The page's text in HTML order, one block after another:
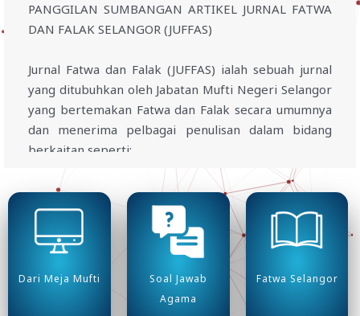
PANGGILAN SUMBANGAN ARTIKEL JURNAL FATWA
DAN FALAK SELANGOR (JUFFAS)
Jurnal Fatwa dan Falak (JUFFAS) ialah sebuah jurnal
yang ditubuhkan oleh Jabatan Mufti Negeri Selangor
yang bertemakan Fatwa dan Falak secara umumnya
dan menerima pelbagai penulisan dalam bidang
berkaitan seperti:
#119 Taudhih Al-Hukmi : Adakah Berjemaah
Merupakan Syarat Sah Solat Jenazah?
Berjemaah bukan sebahagian daripada syarat sah
solat jenazah walaupun ia sering ditunaikan secara
berjemaah. Oleh itu, kewajipan solat jenazah
dianggap terlaksana walaupun ia ditunaikan oleh
seorang lelaki dewasa atau seorang kanak-kanak
Dari Meja Mufti
Soal Jawab
Agama
Fatwa Selangor